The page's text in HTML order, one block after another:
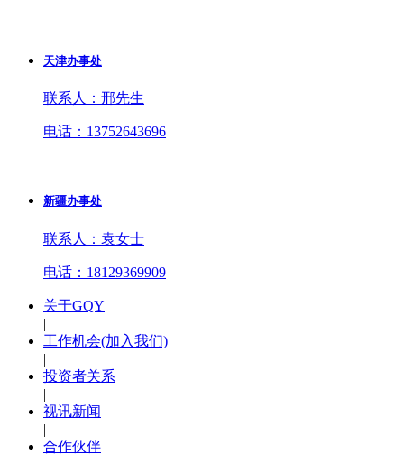
天津办事处
联系人：邢先生
电话：13752643696
新疆办事处
联系人：袁女士
电话：18129369909
关于GQY
|
工作机会(加入我们)
|
投资者关系
|
视讯新闻
|
合作伙伴